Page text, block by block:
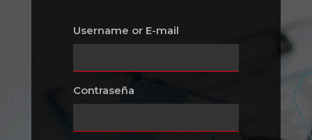
Username or E-mail
Contraseña